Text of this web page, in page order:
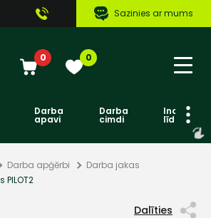
Sazinies ar mums
0 0
Darba
apavi
Darba
cimdi līdzekļi
Darba apģērbi
Darba jakas
Dalīties